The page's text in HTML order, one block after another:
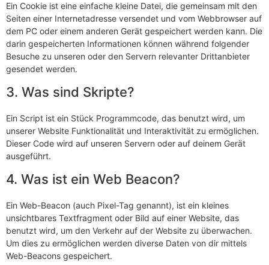
Ein Cookie ist eine einfache kleine Datei, die gemeinsam mit den
Seiten einer Internetadresse versendet und vom Webbrowser auf
dem PC oder einem anderen Gerät gespeichert werden kann. Die
darin gespeicherten Informationen können während folgender
Besuche zu unseren oder den Servern relevanter Drittanbieter
gesendet werden.
3. Was sind Skripte?
Ein Script ist ein Stück Programmcode, das benutzt wird, um
unserer Website Funktionalität und Interaktivität zu ermöglichen.
Dieser Code wird auf unseren Servern oder auf deinem Gerät
ausgeführt.
4. Was ist ein Web Beacon?
Ein Web-Beacon (auch Pixel-Tag genannt), ist ein kleines
unsichtbares Textfragment oder Bild auf einer Website, das
benutzt wird, um den Verkehr auf der Website zu überwachen.
Um dies zu ermöglichen werden diverse Daten von dir mittels
Web-Beacons gespeichert.